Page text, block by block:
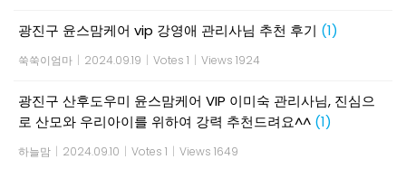
광진구 윤스맘케어 vip 강영애 관리사님 추천 후기 (1)
쑥쑥이엄마 | 2024.09.19 | Votes 1 | Views 1924
광진구 산후도우미 윤스맘케어 VIP 이미숙 관리사님, 진심으
로 산모와 우리아이를 위하여 강력 추천드려요^^ (1)
하늘맘 | 2024.09.10 | Votes 1 | Views 1649